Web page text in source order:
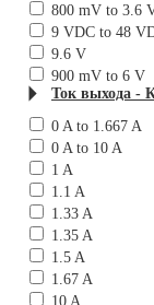
800 mV to 3.6
9 VDC to 48
9.6 V
900 mV to 6 V
Ток выхода -
0 A to 1.667 A
0 A to 10 A
1 A
1.1 A
1.33 A
1.35 A
1.5 A
1.67 A
10 A